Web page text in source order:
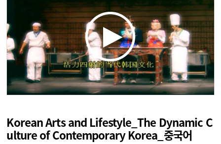
Korean Arts and Lifestyle_The Dynamic C
ulture of Contemporary Korea_중국어